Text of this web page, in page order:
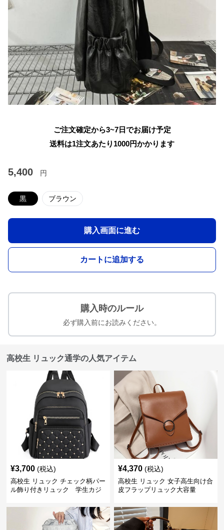
ご注文確定から3~7日でお届け予定
送料は1注文あたり 1000円かかります
5,400 円
黒 ブラウン
購入画面に進む
カートに追加する
購入時のルール
必ず購入前にお読みください。
高校生 リュック通学の人気アイテム
¥3,700 (税込)
高校生 リュック チェック柄パー
ル飾り付きリュック 学生カジ
¥4,370 (税込)
高校生 リュック 女子高生向け合
皮フラップリュック大容量